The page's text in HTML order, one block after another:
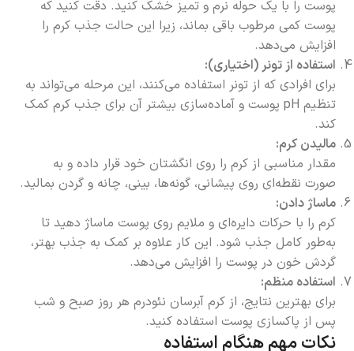
پوست را با یک حوله نرم و تمیز خشک کنید. دقت کنید که
پوست کمی مرطوب باقی بماند، زیرا این حالت جذب کرم را
افزایش می‌دهد.
استفاده از تونر (اختیاری):
برای افرادی که از تونر استفاده می‌کنند، این مرحله می‌تواند به
تنظیم pH پوست و آماده‌سازی بیشتر آن برای جذب کرم کمک
کند.
مالیدن کرم:
مقدار مناسبی از کرم را روی انگشتان خود قرار داده و به
صورت نقطه‌ای روی پیشانی، گونه‌ها، بینی، چانه و گردن بمالید.
ماساژ دادن:
کرم را با حرکات دایره‌ای و ملایم روی پوست ماساژ دهید تا
به‌طور کامل جذب شود. این کار علاوه بر کمک به جذب بهتر،
گردش خون در پوست را افزایش می‌دهد.
استفاده منظم:
برای بهترین نتایج، از کرم آبرسان نئودرم هر روز صبح و شب
پس از پاکسازی پوست استفاده کنید.
نکات مهم هنگام استفاده